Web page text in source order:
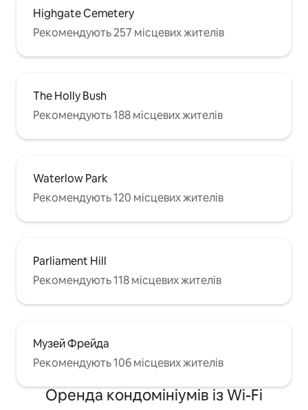
Highgate Cemetery
Рекомендують 257 місцевих жителів
The Holly Bush
Рекомендують 188 місцевих жителів
Waterlow Park
Рекомендують 120 місцевих жителів
Parliament Hill
Рекомендують 118 місцевих жителів
Музей Фрейда
Рекомендують 106 місцевих жителів
Оренда кондомініумів із Wi-Fi